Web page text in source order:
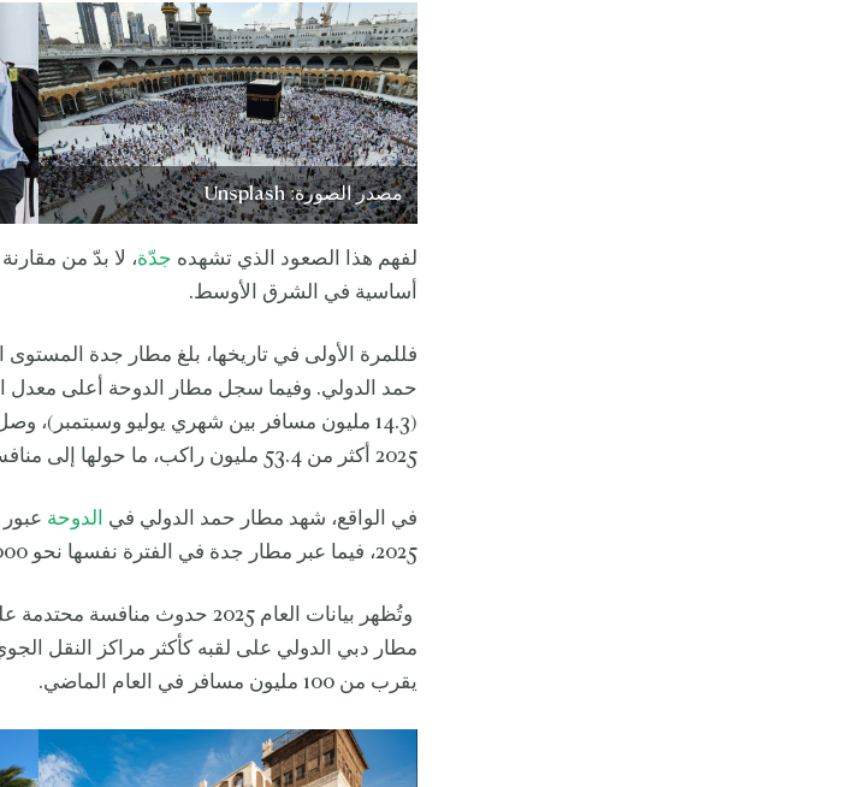
مصدر الصورة: Unsplash
لفهم هذا الصعود الذي تشهده جدّة، لا بدّ من
أساسية في الشرق الأوسط.
فللمرة الأولى في تاريخها، بلغ مطار جدة
(14.3 مليون مسافر بين شهري يوليو وسبتمبر)،
2025 أكثر من 53.4 مليون راكب، ما حولها إلى منافس جديّ للمطار القطري.
في الواقع، شهد مطار حمد الدولي في الدوحة
2025، فيما عبر مطار جدة في الفترة نفسها نحو 700.000 مسافر إضافي.
وتُظهر بيانات العام 2025 حدوث
مطار دبي الدولي على لقبه كأكثر مراكز النقل
يقرب من 100 مليون مسافر في العام الماضي.